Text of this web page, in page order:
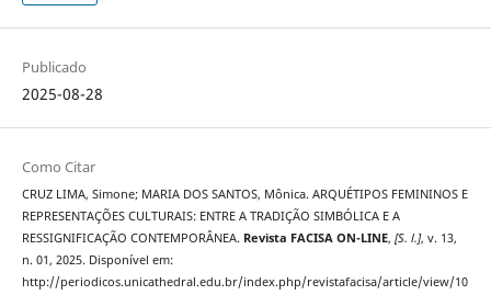
Publicado
2025-08-28
Como Citar
CRUZ LIMA, Simone; MARIA DOS SANTOS, Mônica. ARQUÉTIPOS FEMININOS E
REPRESENTAÇÕES CULTURAIS: ENTRE A TRADIÇÃO SIMBÓLICA E A
RESSIGNIFICAÇÃO CONTEMPORÂNEA. Revista FACISA ON-LINE, [S. l.], v. 13,
n. 01, 2025. Disponível em:
http://periodicos.unicathedral.edu.br/index.php/revistafacisa/article/view/10